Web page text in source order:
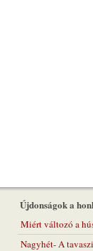
Újdonságok a
Miért változó a
Nagyhét- A